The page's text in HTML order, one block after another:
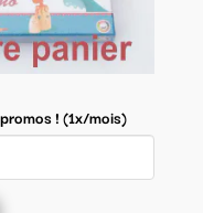
! (1x/mois)